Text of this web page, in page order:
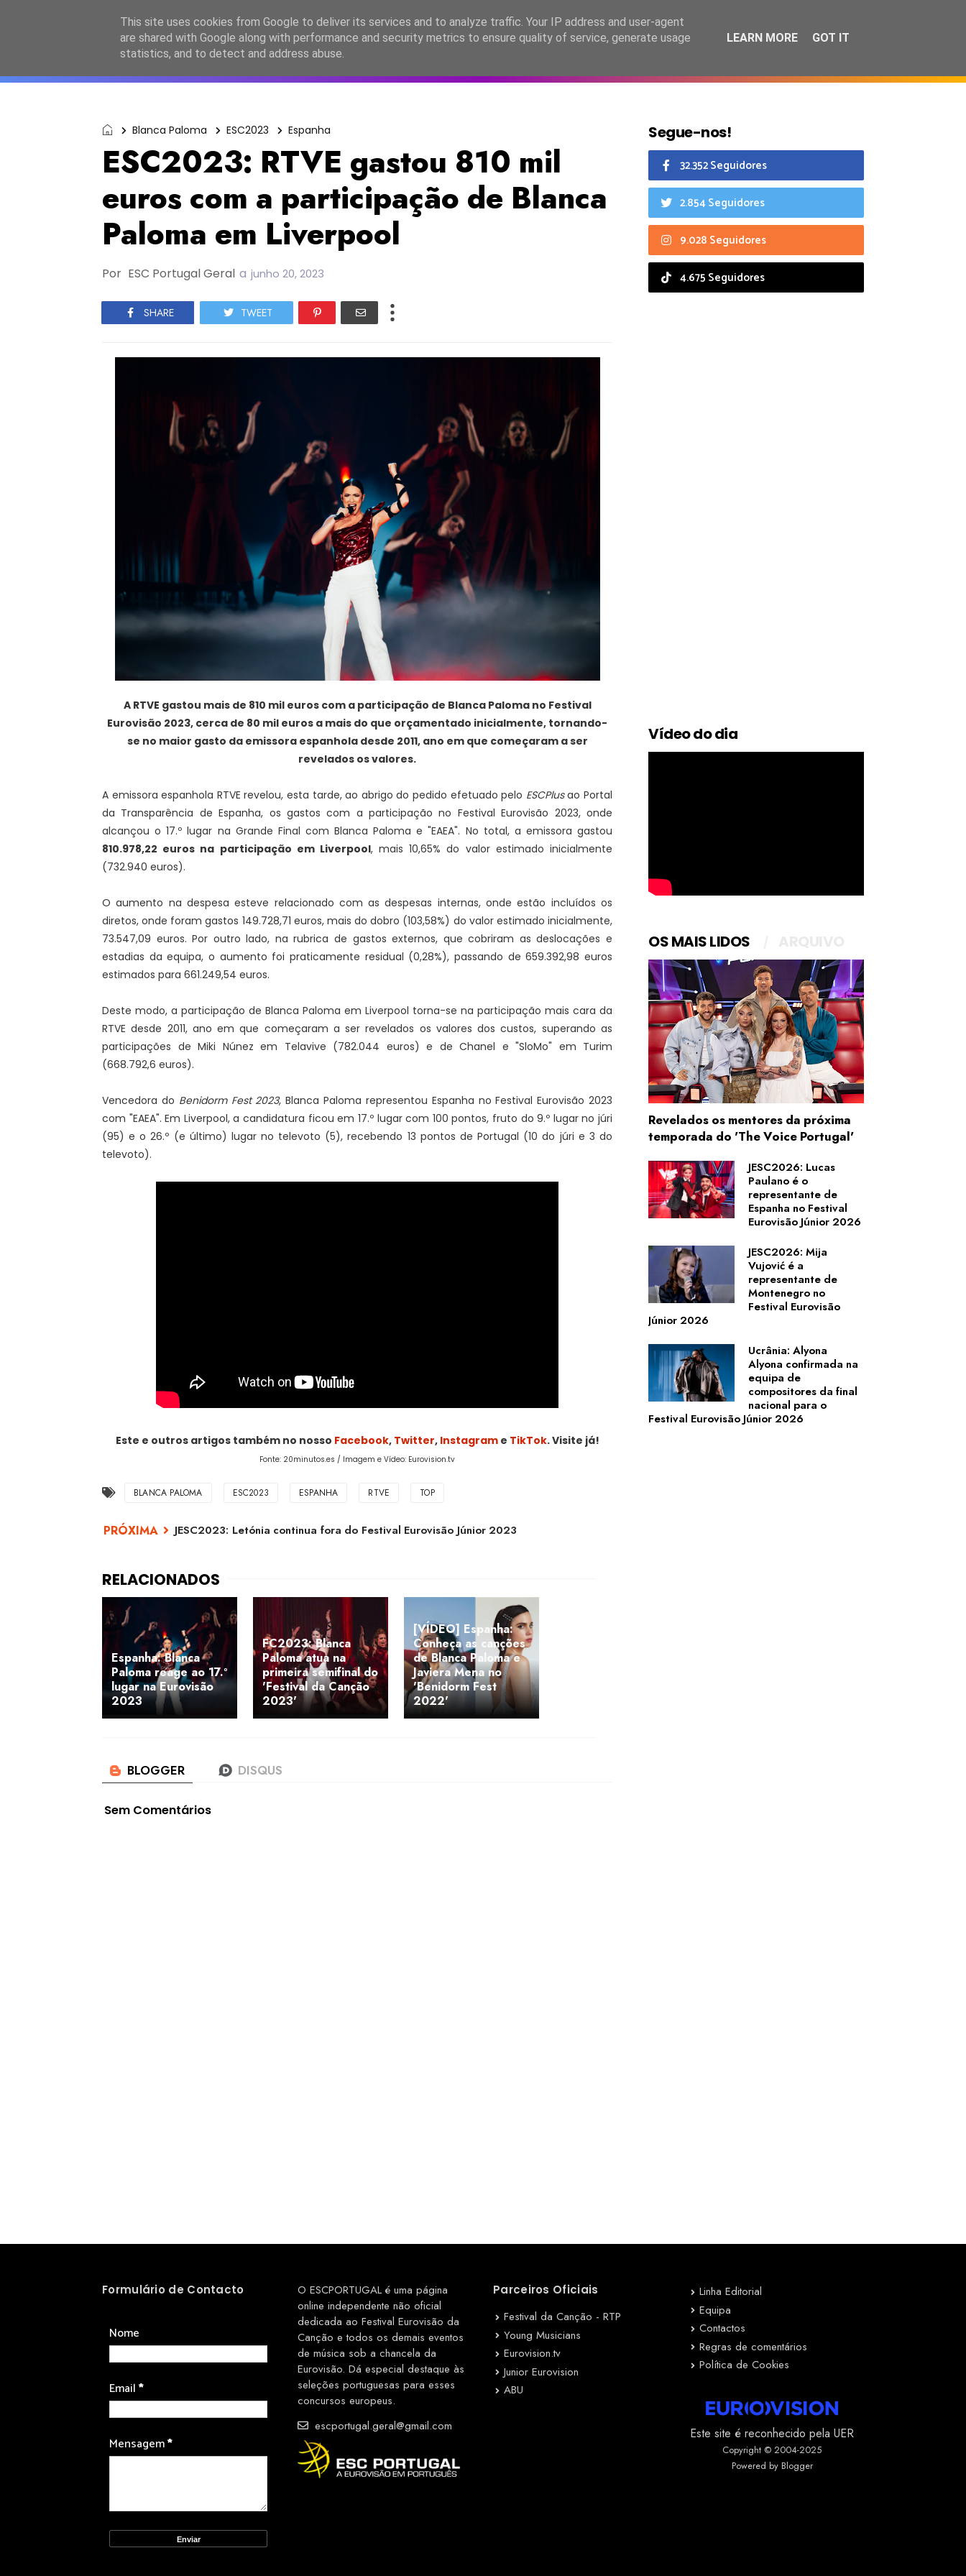
ESC2027 JESC2026 FC2026 EASC2026 PORTUGAL LANÇAMENTOS ESPECIAIS CALENDÁRIO
Blanca Paloma ESC2023 Espanha
ESC2023: RTVE gastou 810 mil
euros com a participação de Blanca
Paloma em Liverpool
Por ESC Portugal Geral a junho 20, 2023
SHARE TWEET
A RTVE gastou mais de 810 mil euros com a participação de Blanca Paloma no Festival
Eurovisão 2023, cerca de 80 mil euros a mais do que orçamentado inicialmente, tornando-
se no maior gasto da emissora espanhola desde 2011, ano em que começaram a ser
revelados os valores.
A emissora espanhola RTVE revelou, esta tarde, ao abrigo do pedido efetuado pelo ESCPlusao Portal
da Transparência de Espanha, os gastos com a participação no Festival Eurovisão 2023, onde
alcançou o 17.º lugar na Grande Final com Blanca Paloma e "EAEA". No total, a emissora gastou
810.978,22 euros na participação em Liverpool, mais 10,65% do valor estimado inicialmente
(732.940 euros).
O aumento na despesa esteve relacionado com as despesas internas, onde estão incluídos os
diretos, onde foram gastos 149.728,71 euros, mais do dobro (103,58%) do valor estimado inicialmente,
73.547,09 euros. Por outro lado, na rubrica de gastos externos, que cobriram as deslocações e
estadias da equipa, o aumento foi praticamente residual (0,28%), passando de 659.392,98 euros
estimados para 661.249,54 euros.
Deste modo, a participação de Blanca Paloma em Liverpool torna-se na participação mais cara da
RTVE desde 2011, ano em que começaram a ser revelados os valores dos custos, superando as
participações de Miki Núnez em Telavive (782.044 euros) e de Chanel e "SloMo" em Turim
(668.792,6 euros).
Vencedora do Benidorm Fest 2023, Blanca Paloma representou Espanha no Festival Eurovisão 2023
com "EAEA". Em Liverpool, a candidatura ficou em 17.º lugar com 100 pontos, fruto do 9.º lugar no júri
(95) e o 26.º (e último) lugar no televoto (5), recebendo 13 pontos de Portugal (10 do júri e 3 do
televoto).
Este e outros artigos também no nosso Facebook, Twitter, Instagrame TikTok. Visite já!
Fonte: 20minutos.es / Imagem e Vídeo: Eurovision.tv
BLANCA PALOMA ESC2023 ESPANHA RTVE TOP
JESC2023: Letónia continua fora do Festival Eurovisão Júnior 2023
Espanha: Blanca
Paloma reage ao 17.º
lugar na Eurovisão
2023
FC2023: Blanca
Paloma atua na
primeira semifinal do
'Festival da Canção
2023'
[VÍDEO] Espanha:
Conheça as canções
de Blanca Paloma e
Javiera Mena no
'Benidorm Fest
2022'
Sem Comentários
Segue-nos!
32.352 Seguidores
2.854 Seguidores
9.028 Seguidores
4.675 Seguidores
Vídeo do dia
OS MAIS LIDOS
Revelados os mentores da próxima
temporada do 'The Voice Portugal'
JESC2026: Lucas
Paulano é o
representante de
Espanha no Festival
Eurovisão Júnior 2026
JESC2026: Mija
Vujović é a
representante de
Montenegro no
Festival Eurovisão
Júnior 2026
Ucrânia: Alyona
Alyona confirmada na
equipa de
compositores da final
nacional para o
Festival Eurovisão Júnior 2026
Formulário de Contacto
Nome
Email*
Mensagem*
O ESCPORTUGAL é uma página
online independente não oficial
dedicada ao Festival Eurovisão da
Canção e todos os demais eventos
de música sob a chancela da
Eurovisão. Dá especial destaque às
seleções portuguesas para esses
concursos europeus.
escportugal.geral@gmail.com
Parceiros Oficiais
Festival da Canção - RTP
Young Musicians
Eurovision.tv
Junior Eurovision
ABU
Linha Editorial
Equipa
Contactos
Regras de comentários
Política de Cookies
Este site é reconhecido pela UER
Copyright © 2004-2025
Powered by Blogger
This site uses cookies from Google to deliver its services and to analyze traffic. Your IP address and user-agent
are shared with Google along with performance and security metrics to ensure quality of service, generate usage
statistics, and to detect and address abuse.
LEARN MORE GOT IT